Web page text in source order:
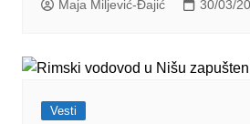
Maja Miljević-Đajić 30/03/
Vesti